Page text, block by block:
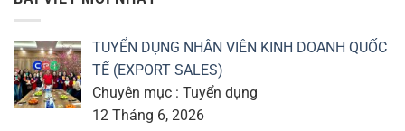
TUYỂN DỤNG NHÂN VIÊN KINH DOANH QUỐC
TẾ (EXPORT SALES)
Chuyên mục : Tuyển dụng
12 Tháng 6, 2026